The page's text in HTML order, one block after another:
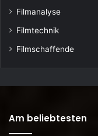
Filmanalyse
Filmtechnik
Filmschaffende
Am beliebtesten